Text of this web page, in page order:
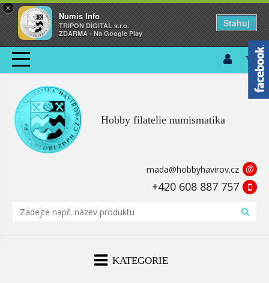
×
Numis Info
TRIPON DIGITAL s.r.o.
ZDARMA - Na Google Play
Stahuj
Hobby filatelie numismatika
mada@hobbyhavirov.cz @
+420 608 887 757
KATEGORIE